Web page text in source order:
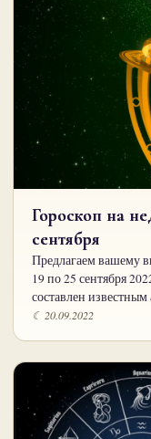
Гороскоп на
сентября
Предлагаем вашему
19 по 25 сентября
составлен
☾ 20.09.2022